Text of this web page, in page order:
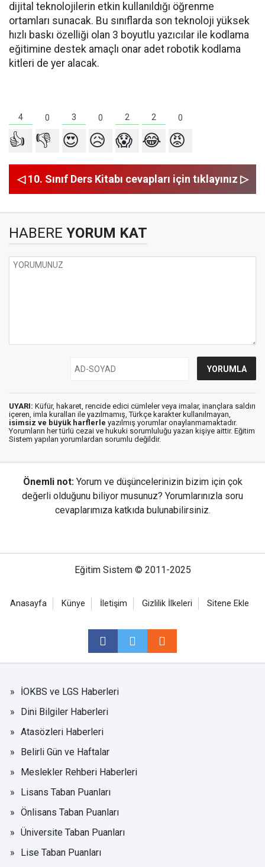
dijital teknolojilerin etkin kullanıldığı öğrenme
ortamları sunacak. Bu sınıflarda son teknoloji yüksek
hızlı baskı özelliği olan 3 boyutlu yazıcılar ile kodlama
eğitimine destek amaçlı onar adet robotik kodlama
kitleri de yer alacak.
4 0 3 0 2 2 0
👍 👎 😍 😥 😱 😂 😡
◁ 10. Sınıf Ders Kitabı cevapları için tıklayınız ▷
HABERE YORUM KAT
UYARI: Küfür, hakaret, rencide edici cümleler veya imalar, inançlara saldırı
içeren, imla kuralları ile yazılmamış, Türkçe karakter kullanılmayan,
isimsiz ve büyük harflerle yazılmış yorumlar onaylanmamaktadır.
Yorumların her türlü cezai ve hukuki sorumluluğu yazan kişiye aittir. Eğitim
Sistem yapılan yorumlardan sorumlu değildir.
Önemli not: Yorum ve düşüncelerinizin bizim için çok
değerli olduğunu biliyor musunuz? Yorumlarınızla soru
cevaplarımıza katkıda bulunabilirsiniz.
Eğitim Sistem © 2011-2025
Anasayfa Künye İletişim Gizlilik İlkeleri Sitene Ekle
İOKBS ve LGS Haberleri
Dini Bilgiler Haberleri
Atasözleri Haberleri
Belirli Gün ve Haftalar
Meslekler Rehberi Haberleri
Lisans Taban Puanları
Önlisans Taban Puanları
Üniversite Taban Puanları
Lise Taban Puanları